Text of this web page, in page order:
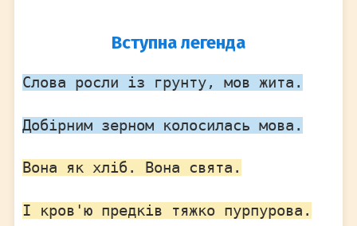
Вступна легенда
Слова росли із грунту, мов жита.
Добірним зерном колосилась мова.
Вона як хліб. Вона свята.
І кров'ю предків тяжко пурпурова.